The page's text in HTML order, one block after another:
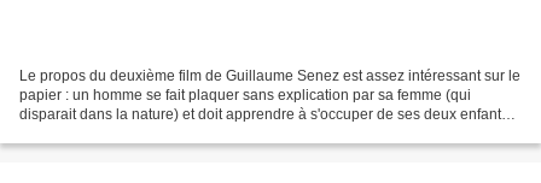
Le propos du deuxième film de Guillaume Senez est assez intéressant sur le
papier : un homme se fait plaquer sans explication par sa femme (qui
disparait dans la nature) et doit apprendre à s'occuper de ses deux enfants.